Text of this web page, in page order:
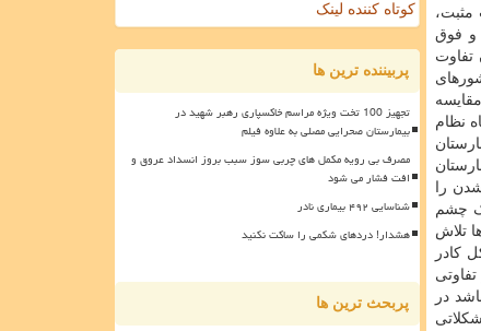
مثبت،
و فوق
تفاوت
نظام
را
چشم
تلاش
کادر
در
کوتاه کننده لینک
پربیننده ترین ها
تجهیز 100 تخت ویژه مراسم خاکسپاری رهبر شهید در
بیمارستان صحرایی مصلی به علاوه فیلم
مصرف بی رویه مکمل های چربی سوز سبب بروز انسداد عروق و
افت فشار می شود
شناسایی ۴۹۲ بیماری نادر
هشدار! دردهای شکمی را ساکت نکنید
پربحث ترین ها